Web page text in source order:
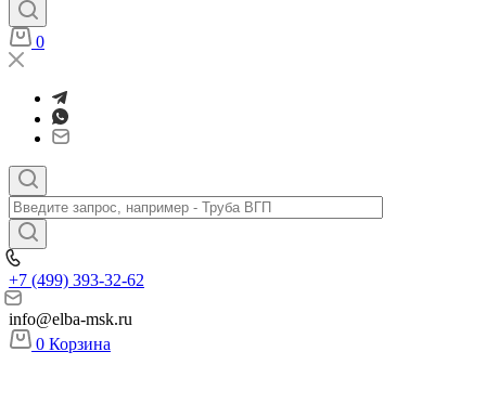
0
+7 (499) 393-32-62
info@elba-msk.ru
0 Корзина